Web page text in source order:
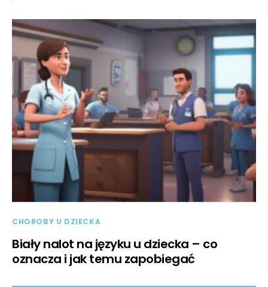
CHOROBY U DZIECKA
Biały nalot na języku u dziecka – co
oznacza i jak temu zapobiegać